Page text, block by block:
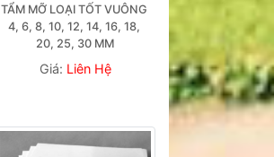
TẨM MỠ LOẠI TỐT VUÔNG
4, 6, 8, 10, 12, 14, 16, 18,
20, 25, 30 MM
Giá: Liên Hệ